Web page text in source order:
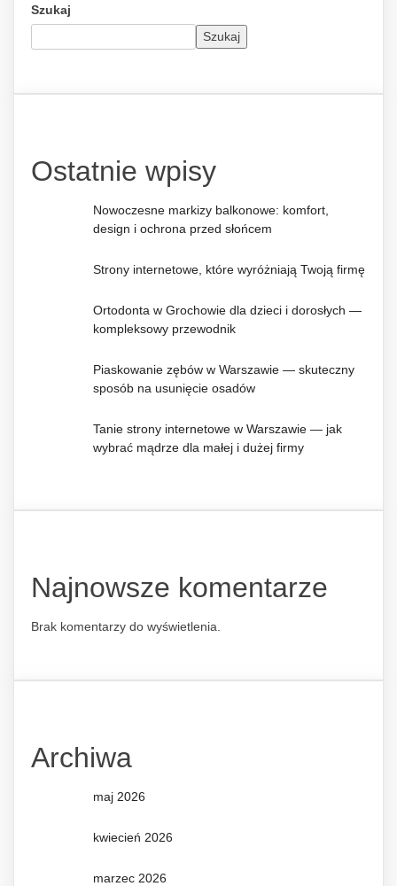
Szukaj
Szukaj
Ostatnie wpisy
Nowoczesne markizy balkonowe: komfort,
design i ochrona przed słońcem
Strony internetowe, które wyróżniają Twoją firmę
Ortodonta w Grochowie dla dzieci i dorosłych —
kompleksowy przewodnik
Piaskowanie zębów w Warszawie — skuteczny
sposób na usunięcie osadów
Tanie strony internetowe w Warszawie — jak
wybrać mądrze dla małej i dużej firmy
Najnowsze komentarze
Brak komentarzy do wyświetlenia.
Archiwa
maj 2026
kwiecień 2026
marzec 2026